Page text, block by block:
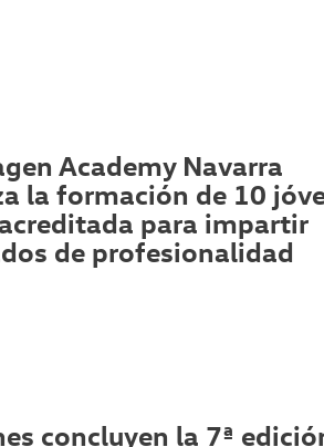
Academy Navarra
la formación de 10
para impartir
de profesionalidad
concluyen la 7ª